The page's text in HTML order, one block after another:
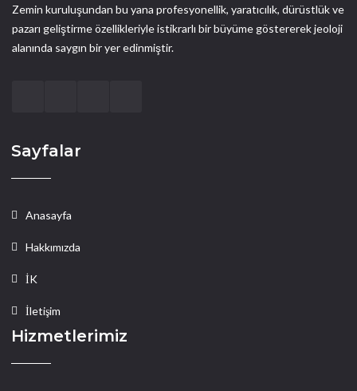
Zemin kuruluşundan bu yana profesyonellik, yaratıcılık, dürüstlük ve
pazarı geliştirme özellikleriyle istikrarlı bir büyüme göstererek jeoloji
alanında saygın bir yer edinmiştir.
Sayfalar
Anasayfa
Hakkımızda
İK
İletişim
Hizmetlerimiz